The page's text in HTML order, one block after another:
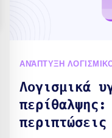
ΑΝΆΠΤΥΞΗ
Λογισμικά
περίθαλψης: